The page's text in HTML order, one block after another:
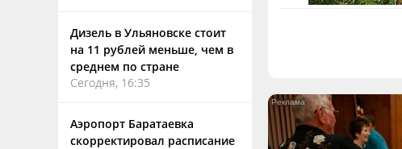
Дизель в Ульяновске стоит
на 11 рублей меньше, чем в
среднем по стране
Сегодня, 16:35
Аэропорт Баратаевка
скорректировал расписание